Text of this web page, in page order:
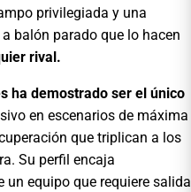
privilegiada y una
balón parado que lo hacen
rival.
ha demostrado ser el único
en escenarios de máxima
que triplican a los
Su perfil encaja
un equipo que requiere salida